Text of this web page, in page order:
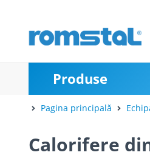
Produse
Pagina principală
Calorifere